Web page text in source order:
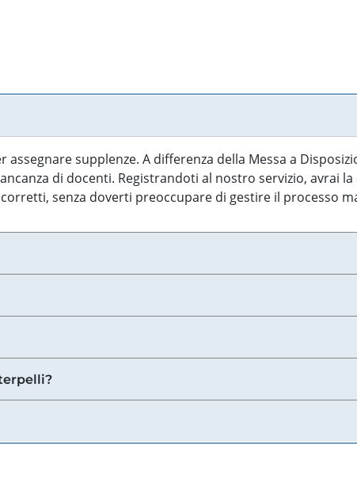
supplenze. A differenza della Messa a
di docenti. Registrandoti al nostro servizio, avrai la
senza doverti preoccupare di gestire il processo